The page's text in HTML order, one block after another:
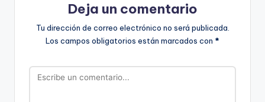
Deja un comentario
Tu dirección de correo electrónico no será publicada.
Los campos obligatorios están marcados con *